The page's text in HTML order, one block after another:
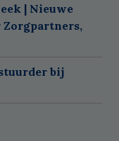
| Nieuwe
Zorgpartners,
bij